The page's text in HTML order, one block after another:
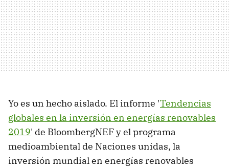
Yo es un hecho aislado. El informe 'Tendencias
globales en la inversión en energías renovables
2019' de BloombergNEF y el programa
medioambiental de Naciones unidas, la
inversión mundial en energías renovables